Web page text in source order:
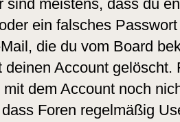
sind meistens, dass du
ein falsches
die du vom Board
deinen Account gelöscht.
dem Account noch
Foren regelmäßig